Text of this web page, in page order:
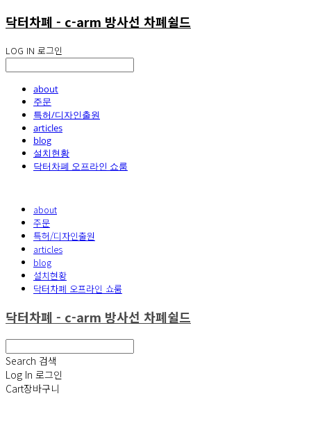
닥터차폐 - c-arm 방사선 차폐쉴드
LOG IN 로그인
about
주문
특허/디자인출원
articles
blog
설치현황
닥터차폐 오프라인 쇼룸
about
주문
특허/디자인출원
articles
blog
설치현황
닥터차폐 오프라인 쇼룸
닥터차폐 - c-arm 방사선 차폐쉴드
Search 검색
Log In 로그인
Cart장바구니